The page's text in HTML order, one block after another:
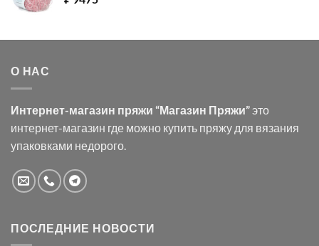
О НАС
Интернет-магазин пряжи “Магазин Пряжи”это
интернет-магазин где можно купить пряжу для вязания
упаковками недорого.
ПОСЛЕДНИЕ НОВОСТИ